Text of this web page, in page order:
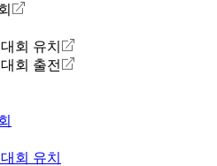
회 유치
회 출전
회 유치